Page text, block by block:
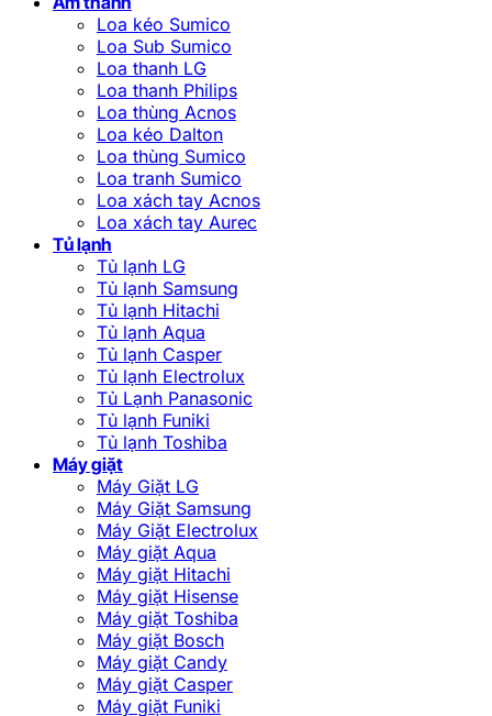
Loa kéo Sumico
Loa Sub Sumico
Loa thanh LG
Loa thanh Philips
Loa thùng Acnos
Loa kéo Dalton
Loa thùng Sumico
Loa tranh Sumico
Loa xách tay Acnos
Loa xách tay Aurec
Tủ lạnh
Tủ lạnh LG
Tủ lạnh Samsung
Tủ lạnh Hitachi
Tủ lạnh Aqua
Tủ lạnh Casper
Tủ lạnh Electrolux
Tủ Lạnh Panasonic
Tủ lạnh Funiki
Tủ lạnh Toshiba
Máy giặt
Máy Giặt LG
Máy Giặt Samsung
Máy Giặt Electrolux
Máy giặt Aqua
Máy giặt Hitachi
Máy giặt Hisense
Máy giặt Toshiba
Máy giặt Bosch
Máy giặt Candy
Máy giặt Casper
Máy giặt Funiki